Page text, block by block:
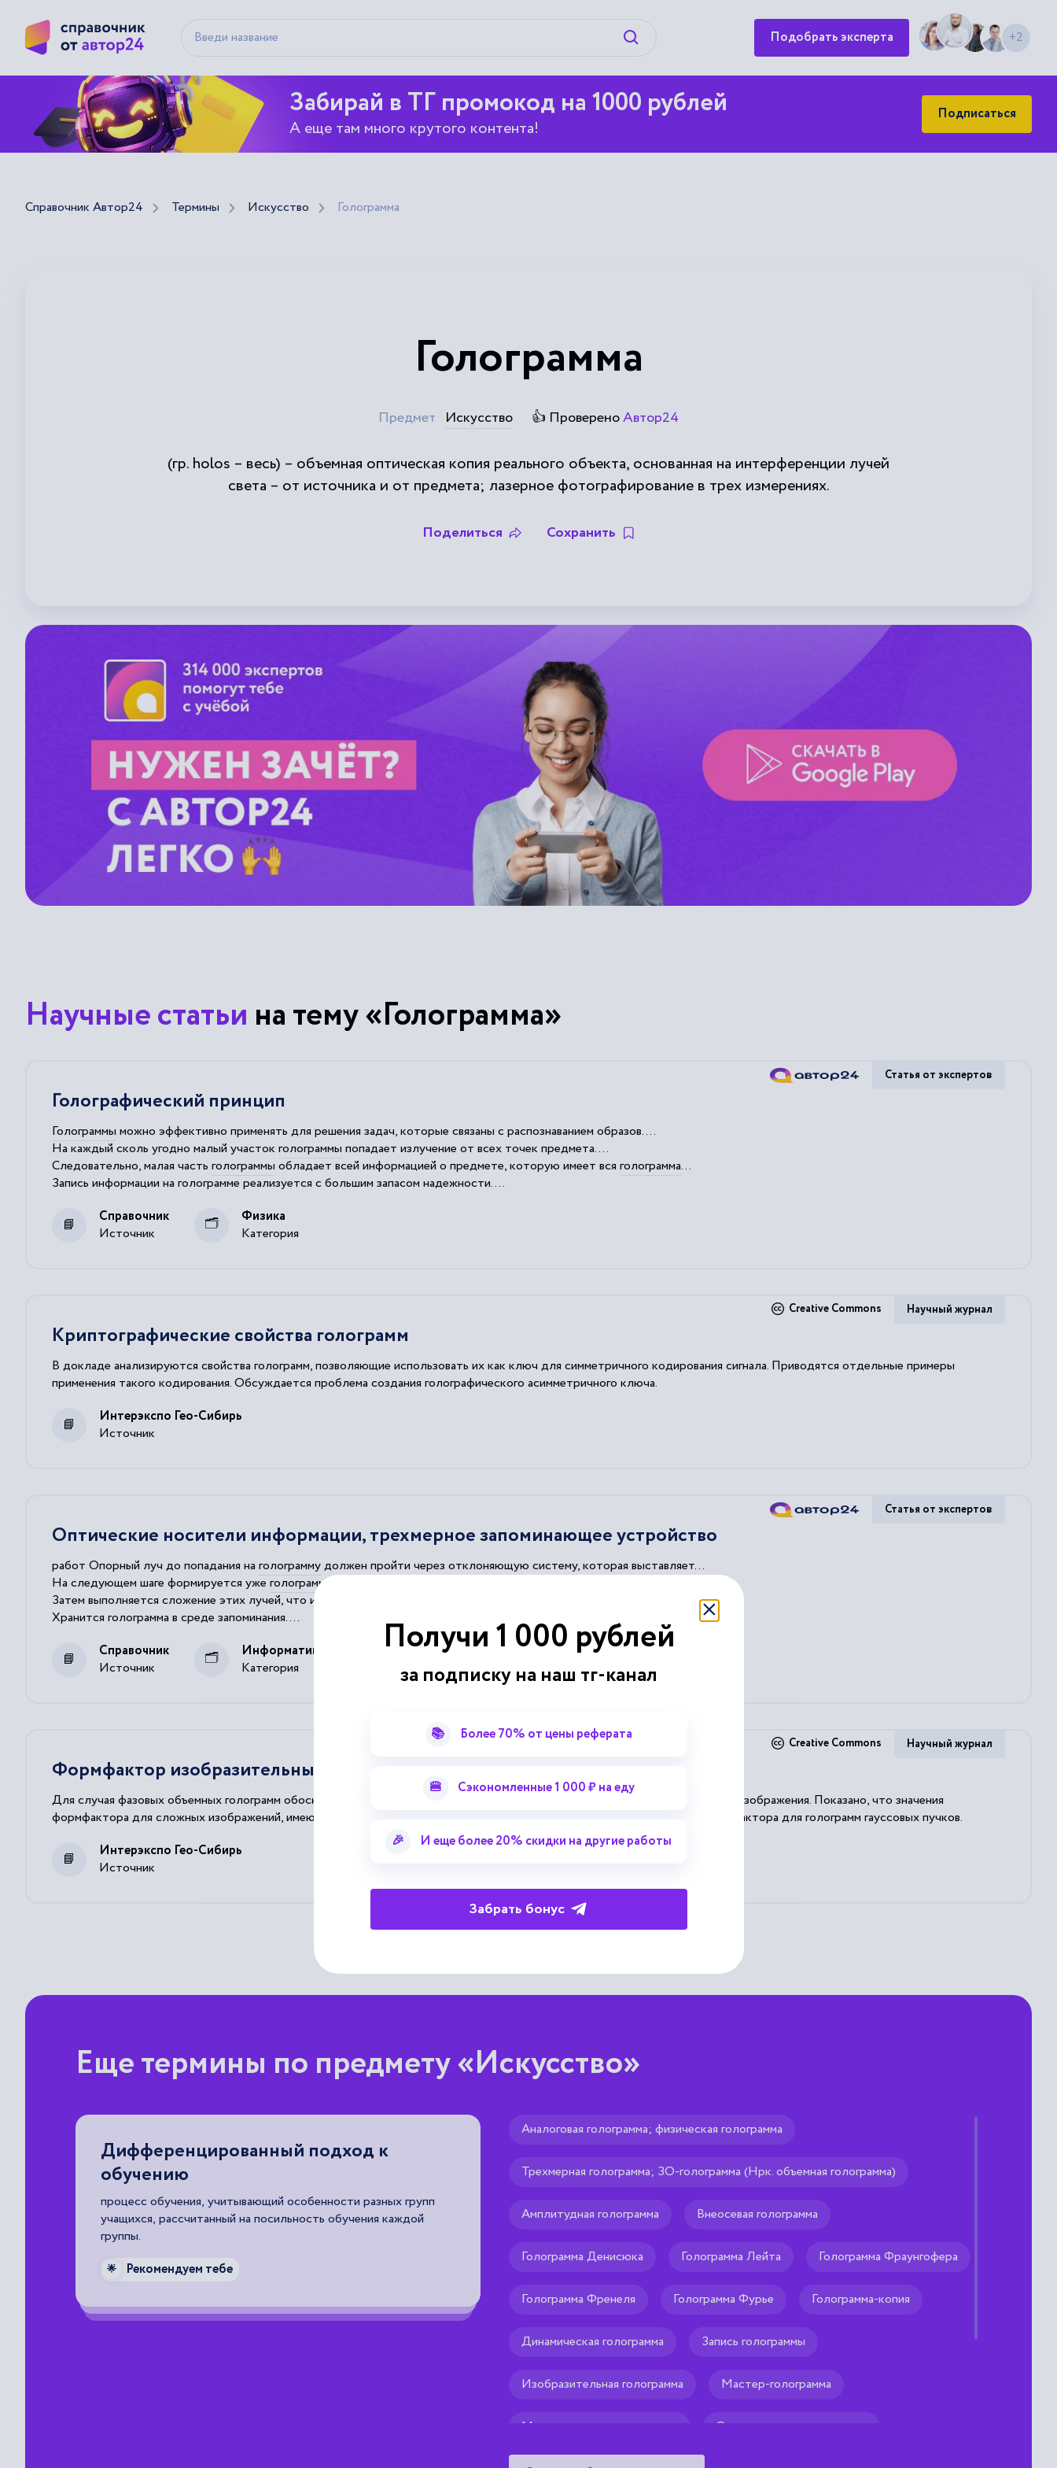
Искать Подобрать эксперта +2
Забирай в ТГ промокод на 1000 рублей
А еще там много крутого контента!
Подписаться
Справочник Автор24 Термины Искусство Голограмма
Голограмма
Предмет Искусство 👍 ПровереноАвтор24
(гр. holos – весь) – объемная оптическая копия реального объекта, основанная на интерференции лучей
света – от источника и от предмета; лазерное фотографирование в трех измерениях.
Поделиться Сохранить
Научные статьи на тему «Голограмма»
Голографический принцип
Голограммы можно эффективно применять для решения задач, которые связаны с распознаванием образов....
На каждый сколь угодно малый участок голограммы попадает излучение от всех точек предмета....
Следовательно, малая часть голограммы обладает всей информацией о предмете, которую имеет вся голограмма...
Запись информации на голограмме реализуется с большим запасом надежности....
Источник
Справочник
Категория
Физика
Статья от экспертов
Криптографические свойства голограмм
В докладе анализируются свойства голограмм, позволяющие использовать их как ключ для симметричного кодирования сигнала. Приводятся отдельные примеры
применения такого кодирования. Обсуждается проблема создания голографического асимметричного ключа.
Источник
Интерэкспо Гео-Сибирь
Creative Commons Научный журнал
Оптические носители информации, трехмерное запоминающее устройство
работ Опорный луч до попадания на голограммудолжен пройти через отклоняющую систему, которая выставляет...
На следующем шаге формируется уже голограмма
Затем выполняется сложение этих лучей, что и формирует
Хранится голограмма в среде запоминания....
Такое достоинство является следствием информационной избыточности, что характерно дляголограммы.
Источник
Справочник
Категория
Информатика
Статья от экспертов
Формфактор изобразительных голограмм
Для случая фазовых объемных голограмм обоснована применимость использования формфактора для голограмм реального изображения. Показано, что значения
формфактора для сложных изображений, имеющих гауссову статистику распределения яркости, близки к величине формфактора для голограмм гауссовых пучков.
Источник
Интерэкспо Гео-Сибирь
Creative Commons Научный журнал
Еще термины по предмету «Искусство»
Дифференцированный подход к
обучению
процесс обучения, учитывающий особенности разных групп
учащихся, рассчитанный на посильность обучения каждой
группы.
🌟 Рекомендуем тебе
Аналоговая голограмма; физическая голограмма
Трехмерная голограмма; ЗО-голограмма (Нрк. объемная голограмма)
Амплитудная голограмма Внеосевая голограмма
Голограмма Денисюка Голограмма Лейта Голограмма Фраунгофера
Голограмма Френеля Голограмма Фурье Голограмма-копия
Динамическая голограмма Запись голограммы
Изобразительная голограмма Мастер-голограмма
Мультиплексная голограмма Отражательная голограмма
Получи 1 000 рублей
за подписку на наш тг-канал
📚 Более 70% от цены реферата
🍔 Сэкономленные 1 000 ₽ на еду
🎉 И еще более 20% скидки на другие работы
Забрать бонус